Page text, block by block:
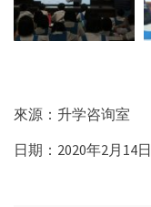
來源：升学咨询室
日期：2020年2月14日